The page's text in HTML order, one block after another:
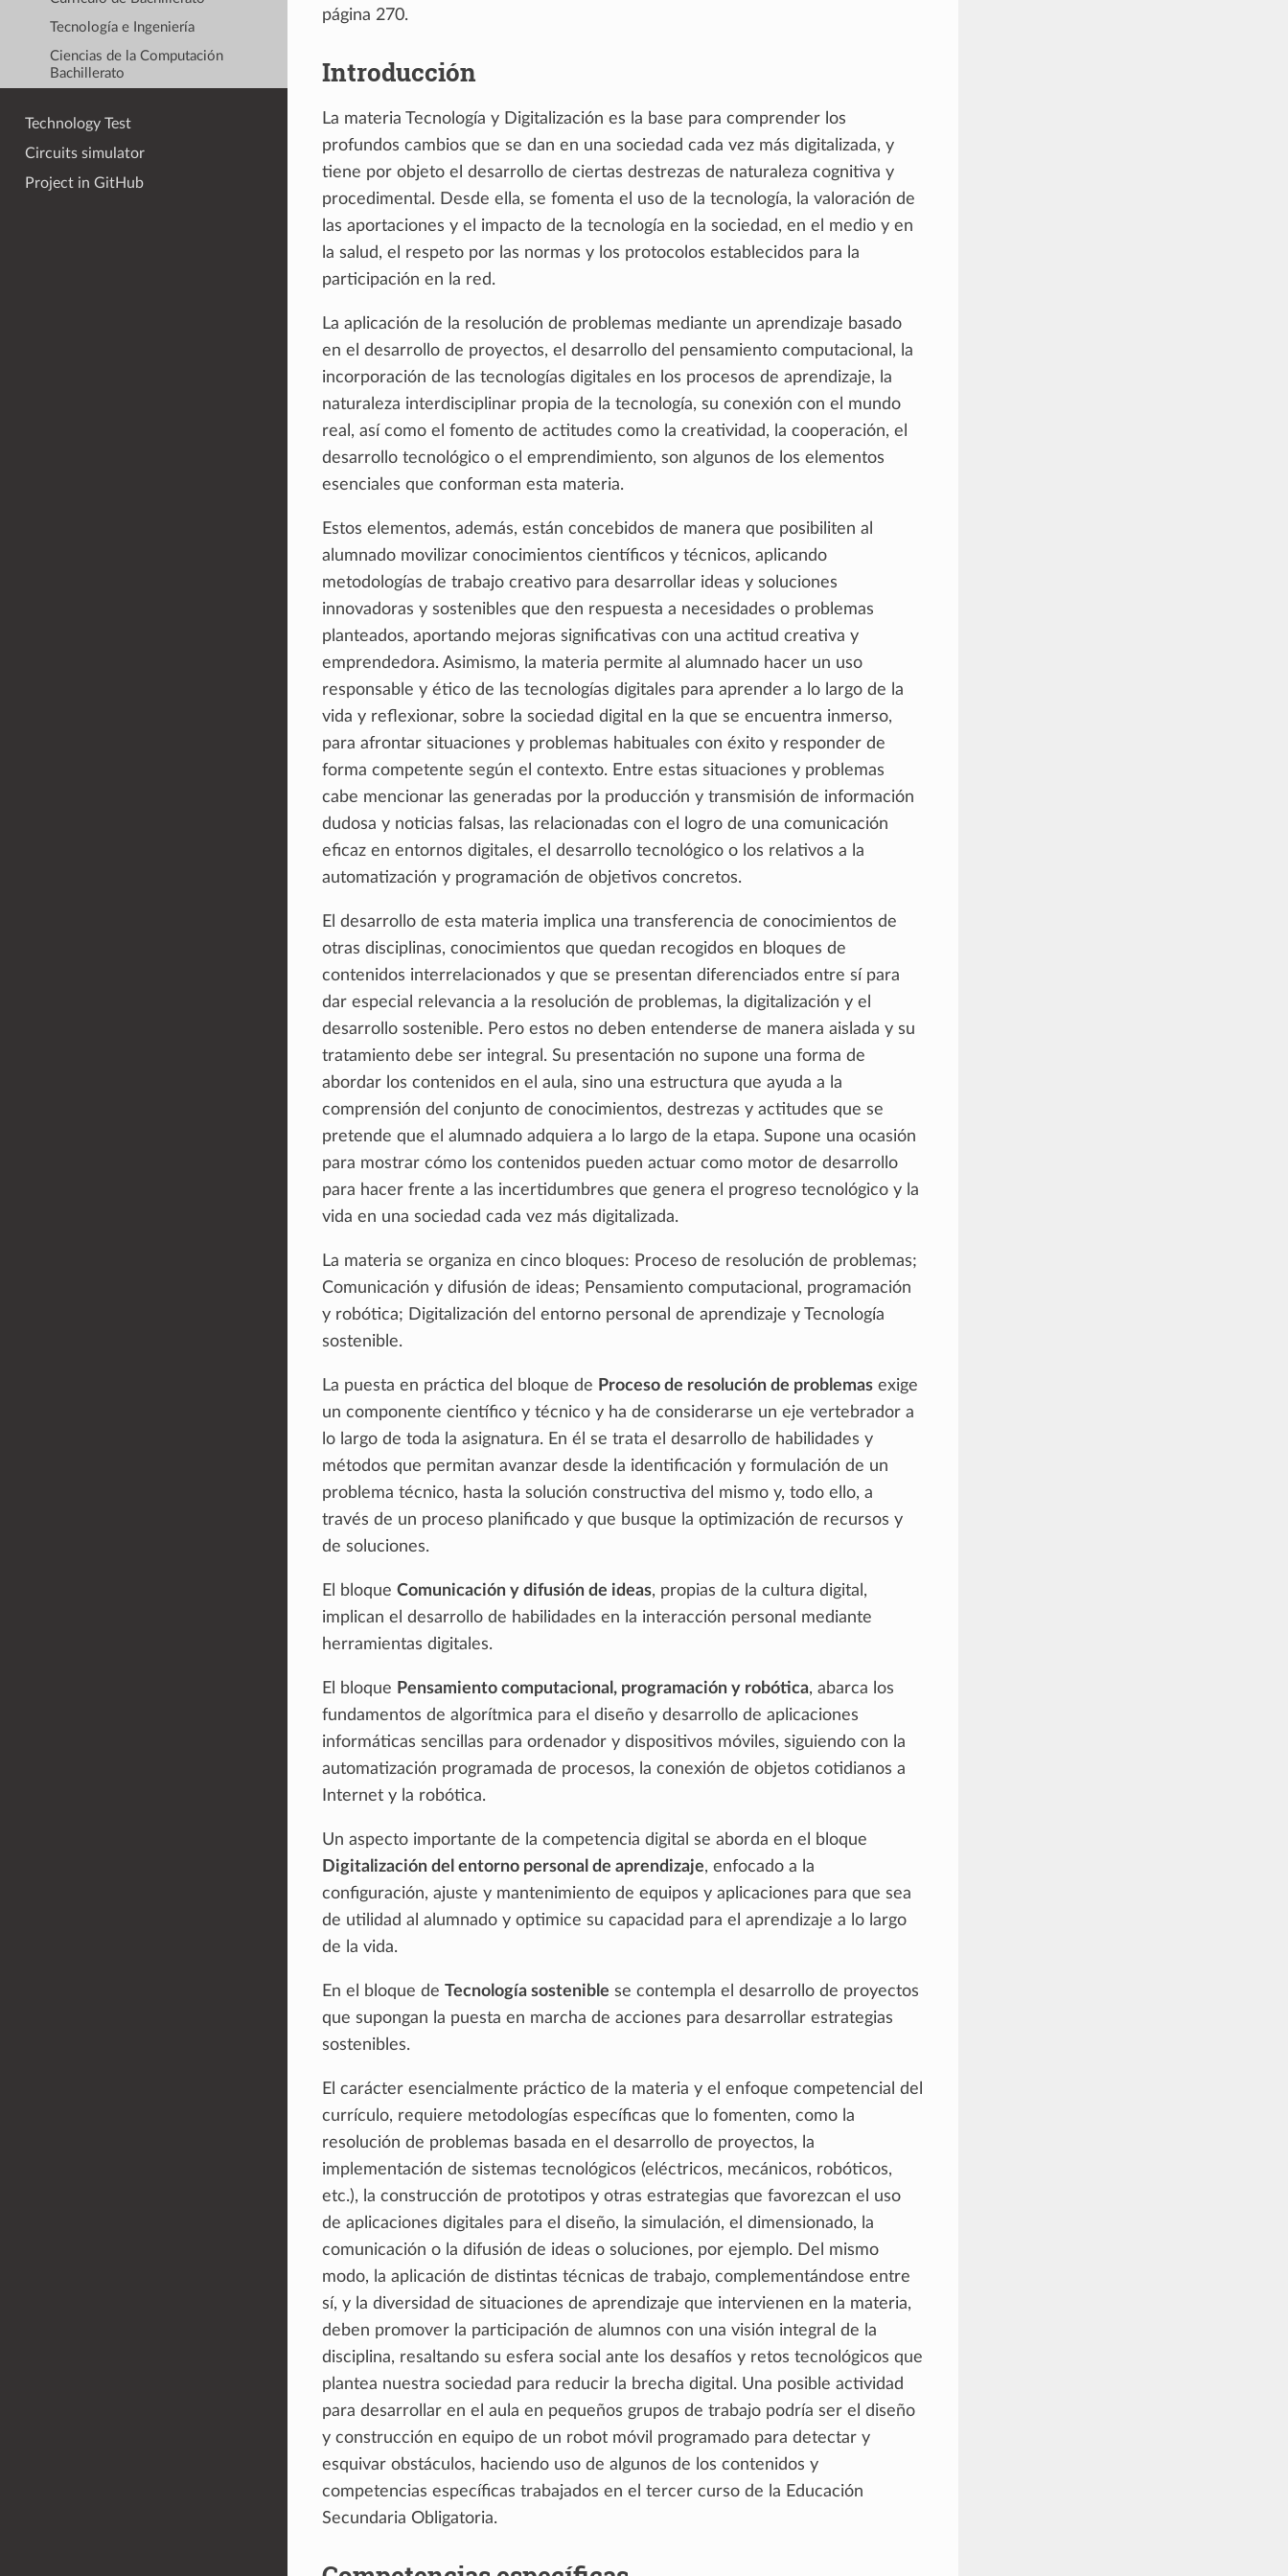
página 270.
Introducción
La materia Tecnología y Digitalización es la base para comprender los
profundos cambios que se dan en una sociedad cada vez más digitalizada, y
tiene por objeto el desarrollo de ciertas destrezas de naturaleza cognitiva y
procedimental. Desde ella, se fomenta el uso de la tecnología, la valoración de
las aportaciones y el impacto de la tecnología en la sociedad, en el medio y en
la salud, el respeto por las normas y los protocolos establecidos para la
participación en la red.
La aplicación de la resolución de problemas mediante un aprendizaje basado
en el desarrollo de proyectos, el desarrollo del pensamiento computacional, la
incorporación de las tecnologías digitales en los procesos de aprendizaje, la
naturaleza interdisciplinar propia de la tecnología, su conexión con el mundo
real, así como el fomento de actitudes como la creatividad, la cooperación, el
desarrollo tecnológico o el emprendimiento, son algunos de los elementos
esenciales que conforman esta materia.
Estos elementos, además, están concebidos de manera que posibiliten al
alumnado movilizar conocimientos científicos y técnicos, aplicando
metodologías de trabajo creativo para desarrollar ideas y soluciones
innovadoras y sostenibles que den respuesta a necesidades o problemas
planteados, aportando mejoras significativas con una actitud creativa y
emprendedora. Asimismo, la materia permite al alumnado hacer un uso
responsable y ético de las tecnologías digitales para aprender a lo largo de la
vida y reflexionar, sobre la sociedad digital en la que se encuentra inmerso,
para afrontar situaciones y problemas habituales con éxito y responder de
forma competente según el contexto. Entre estas situaciones y problemas
cabe mencionar las generadas por la producción y transmisión de información
dudosa y noticias falsas, las relacionadas con el logro de una comunicación
eficaz en entornos digitales, el desarrollo tecnológico o los relativos a la
automatización y programación de objetivos concretos.
El desarrollo de esta materia implica una transferencia de conocimientos de
otras disciplinas, conocimientos que quedan recogidos en bloques de
contenidos interrelacionados y que se presentan diferenciados entre sí para
dar especial relevancia a la resolución de problemas, la digitalización y el
desarrollo sostenible. Pero estos no deben entenderse de manera aislada y su
tratamiento debe ser integral. Su presentación no supone una forma de
abordar los contenidos en el aula, sino una estructura que ayuda a la
comprensión del conjunto de conocimientos, destrezas y actitudes que se
pretende que el alumnado adquiera a lo largo de la etapa. Supone una ocasión
para mostrar cómo los contenidos pueden actuar como motor de desarrollo
para hacer frente a las incertidumbres que genera el progreso tecnológico y la
vida en una sociedad cada vez más digitalizada.
La materia se organiza en cinco bloques: Proceso de resolución de problemas;
Comunicación y difusión de ideas; Pensamiento computacional, programación
y robótica; Digitalización del entorno personal de aprendizaje y Tecnología
sostenible.
La puesta en práctica del bloque de Proceso de resolución de problemas exige
un componente científico y técnico y ha de considerarse un eje vertebrador a
lo largo de toda la asignatura. En él se trata el desarrollo de habilidades y
métodos que permitan avanzar desde la identificación y formulación de un
problema técnico, hasta la solución constructiva del mismo y, todo ello, a
través de un proceso planificado y que busque la optimización de recursos y
de soluciones.
El bloque Comunicación y difusión de ideas, propias de la cultura digital,
implican el desarrollo de habilidades en la interacción personal mediante
herramientas digitales.
El bloque Pensamiento computacional, programación y robótica, abarca los
fundamentos de algorítmica para el diseño y desarrollo de aplicaciones
informáticas sencillas para ordenador y dispositivos móviles, siguiendo con la
automatización programada de procesos, la conexión de objetos cotidianos a
Internet y la robótica.
Un aspecto importante de la competencia digital se aborda en el bloque
Digitalización del entorno personal de aprendizaje, enfocado a la
configuración, ajuste y mantenimiento de equipos y aplicaciones para que sea
de utilidad al alumnado y optimice su capacidad para el aprendizaje a lo largo
de la vida.
En el bloque de Tecnología sostenible se contempla el desarrollo de proyectos
que supongan la puesta en marcha de acciones para desarrollar estrategias
sostenibles.
El carácter esencialmente práctico de la materia y el enfoque competencial del
currículo, requiere metodologías específicas que lo fomenten, como la
resolución de problemas basada en el desarrollo de proyectos, la
implementación de sistemas tecnológicos (eléctricos, mecánicos, robóticos,
etc.), la construcción de prototipos y otras estrategias que favorezcan el uso
de aplicaciones digitales para el diseño, la simulación, el dimensionado, la
comunicación o la difusión de ideas o soluciones, por ejemplo. Del mismo
modo, la aplicación de distintas técnicas de trabajo, complementándose entre
sí, y la diversidad de situaciones de aprendizaje que intervienen en la materia,
deben promover la participación de alumnos con una visión integral de la
disciplina, resaltando su esfera social ante los desafíos y retos tecnológicos que
plantea nuestra sociedad para reducir la brecha digital. Una posible actividad
para desarrollar en el aula en pequeños grupos de trabajo podría ser el diseño
y construcción en equipo de un robot móvil programado para detectar y
esquivar obstáculos, haciendo uso de algunos de los contenidos y
competencias específicas trabajados en el tercer curso de la Educación
Secundaria Obligatoria.
Tecnología e Ingeniería
Ciencias de la Computación
Bachillerato
Technology Test
Circuits simulator
Project in GitHub